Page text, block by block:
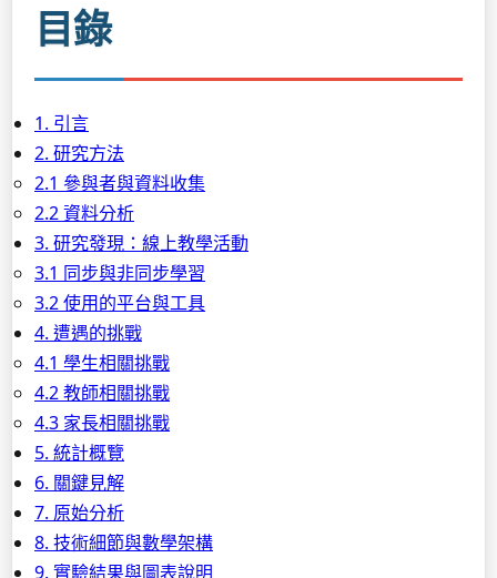
目錄
1. 引言
2. 研究方法
2.1 參與者與資料收集
2.2 資料分析
3. 研究發現：線上教學活動
3.1 同步與非同步學習
3.2 使用的平台與工具
4. 遭遇的挑戰
4.1 學生相關挑戰
4.2 教師相關挑戰
4.3 家長相關挑戰
5. 統計概覽
6. 關鍵見解
7. 原始分析
8. 技術細節與數學架構
9. 實驗結果與圖表說明